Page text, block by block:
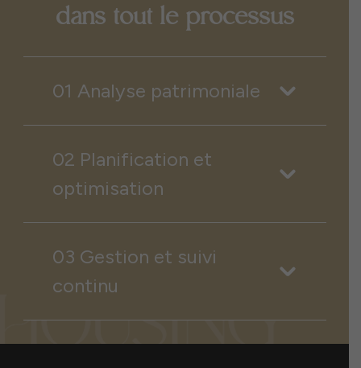
dans tout le processus
01 Analyse patrimoniale
02 Planification et
optimisation
03 Gestion et suivi
continu